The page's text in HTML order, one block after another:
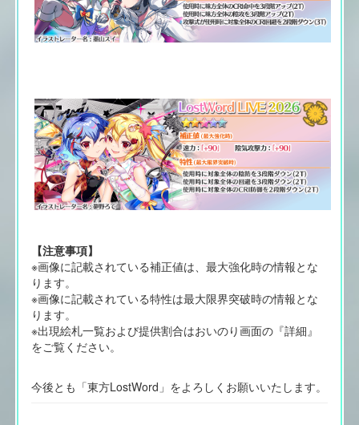
【注意事項】
※画像に記載されている補正値は、最大強化時の情報とな
ります。
※画像に記載されている特性は最大限界突破時の情報とな
ります。
※出現絵札一覧および提供割合はおいのり画面の『詳細』
をご覧ください。
今後とも「東方LostWord」をよろしくお願いいたします。